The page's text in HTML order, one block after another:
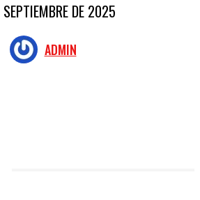
SEPTIEMBRE DE 2025
ADMIN